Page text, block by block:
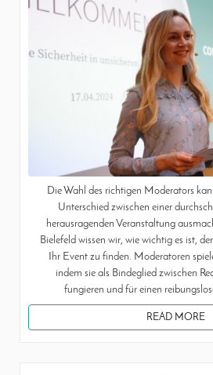
Die Wahl des richtigen Moderators
Unterschied zwischen einer
herausragenden Veranstaltung
Bielefeld wissen wir, wie wichtig es ist,
Ihr Event zu finden. Moderatoren
indem sie als Bindeglied zwischen
fungieren und für einen
READ MORE